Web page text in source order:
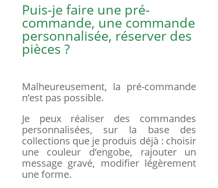
Puis-je faire une pré-
commande, une commande
personnalisée, réserver des
pièces ?
Malheureusement, la pré-commande
n’est pas possible.
Je peux réaliser des commandes
personnalisées, sur la base des
collections que je produis déjà : choisir
une couleur d’engobe, rajouter un
message gravé, modifier légèrement
une forme.